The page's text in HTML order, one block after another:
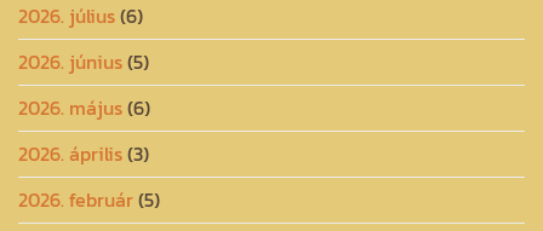
2026. július(6)
2026. június(5)
2026. május(6)
2026. április(3)
2026. február(5)